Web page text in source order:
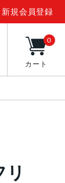
新規会員登録
カート
0